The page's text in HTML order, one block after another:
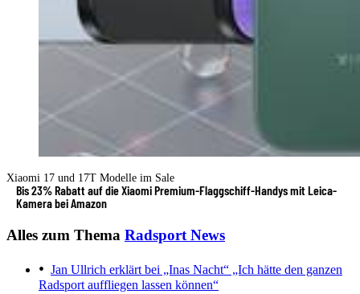
Xiaomi 17 und 17T Modelle im Sale
Bis 23% Rabatt auf die Xiaomi Premium-Flaggschiff-Handys mit Leica-
Kamera bei Amazon
Alles zum Thema Radsport News
Jan Ullrich erklärt bei „Inas Nacht“ „Ich hätte den ganzen
Radsport auffliegen lassen können“